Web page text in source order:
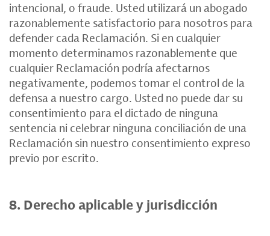
intencional, o fraude. Usted utilizará un abogado
razonablemente satisfactorio para nosotros para
defender cada Reclamación. Si en cualquier
momento determinamos razonablemente que
cualquier Reclamación podría afectarnos
negativamente, podemos tomar el control de la
defensa a nuestro cargo. Usted no puede dar su
consentimiento para el dictado de ninguna
sentencia ni celebrar ninguna conciliación de una
Reclamación sin nuestro consentimiento expreso
previo por escrito.
8. Derecho aplicable y jurisdicción